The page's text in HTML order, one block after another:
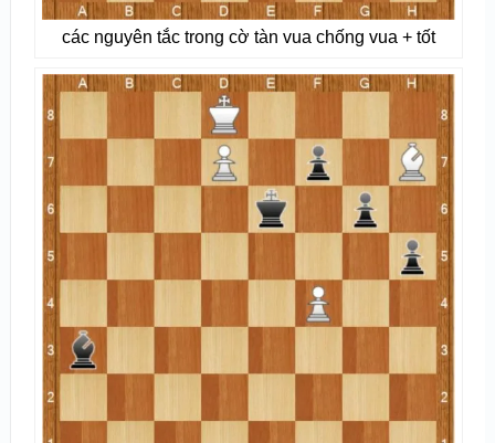
các nguyên tắc trong cờ tàn vua chống vua + tốt